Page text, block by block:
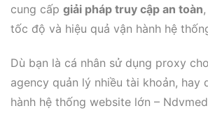
cung cấp giải pháp truy cập an toàn
tốc độ và hiệu quả vận hành hệ
Dù bạn là cá nhân sử dụng proxy
agency quản lý nhiều tài khoản, hay
hành hệ thống website lớn –